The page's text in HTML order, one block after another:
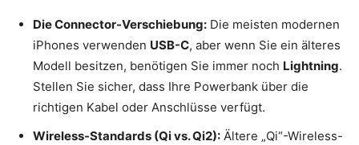
Die Connector-Verschiebung: Die meisten modernen
iPhones verwenden USB-C, aber wenn Sie ein älteres
Modell besitzen, benötigen Sie immer noch Lightning.
Stellen Sie sicher, dass Ihre Powerbank über die
richtigen Kabel oder Anschlüsse verfügt.
Wireless-Standards (Qi vs. Qi2): Ältere „Qi“-Wireless-